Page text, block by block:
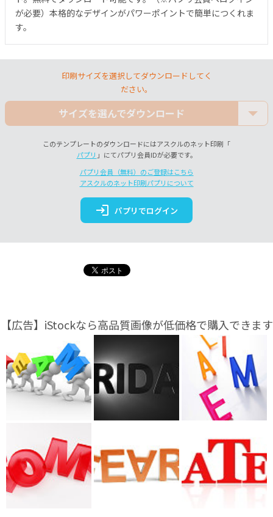
が必要）本格的なデザインがパワーポイントで簡単につくれま
す。
印刷サイズを選択してダウンロードしてく
ださい。
サイズを選んでダウンロード
このテンプレートのダウンロードにはアスクルのネット印刷「
パプリ 」にてパプリ会員IDが必要です。
パプリ会員（無料）のご登録はこちら
アスクルのネット印刷パプリについて
login パプリでログイン
【広告】iStockなら高品質画像が低価格で購入できます